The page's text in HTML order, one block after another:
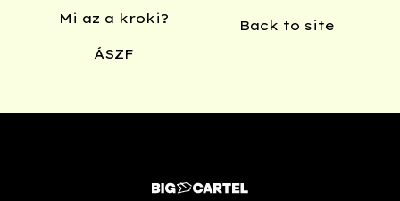
Mi az a kroki?
ÁSZF
Back to site